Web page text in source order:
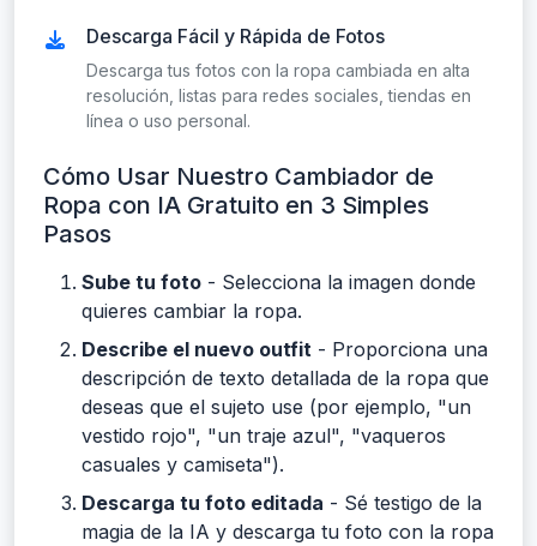
Descarga Fácil y Rápida de Fotos
Descarga tus fotos con la ropa cambiada en alta
resolución, listas para redes sociales, tiendas en
línea o uso personal.
Cómo Usar Nuestro Cambiador de
Ropa con IA Gratuito en 3 Simples
Pasos
Sube tu foto - Selecciona la imagen donde
quieres cambiar la ropa.
Describe el nuevo outfit - Proporciona una
descripción de texto detallada de la ropa que
deseas que el sujeto use (por ejemplo, "un
vestido rojo", "un traje azul", "vaqueros
casuales y camiseta").
Descarga tu foto editada - Sé testigo de la
magia de la IA y descarga tu foto con la ropa